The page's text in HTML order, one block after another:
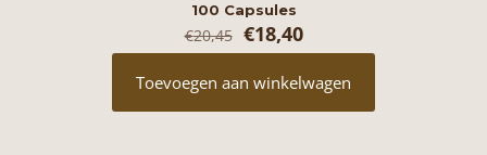
100 Capsules
€20,45 Oorspronkelijke
prijs
was:
€20,45.
€18,40Huidige
prijs
is:
€18,40.
Toevoegen aan winkelwagen